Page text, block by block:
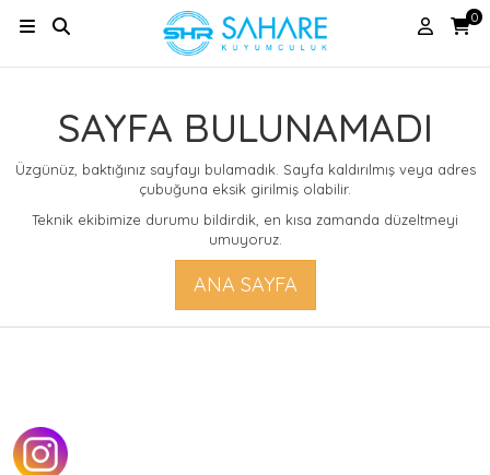
0
SAYFA BULUNAMADI
Üzgünüz, baktığınız sayfayı bulamadık. Sayfa kaldırılmış veya adres
çubuğuna eksik girilmiş olabilir.
Teknik ekibimize durumu bildirdik, en kısa zamanda düzeltmeyi
umuyoruz.
ANA SAYFA